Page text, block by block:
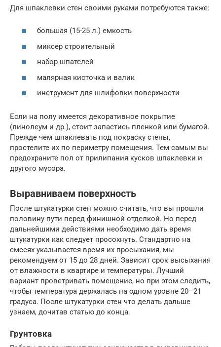
Для шпаклевки стен своими руками потребуются также:
большая (15-25 л.) емкость
миксер строительный
набор шпателей
малярная кисточка и валик
инструмент для шлифовки поверхности
Если на полу имеется декоративное покрытие
(линолеум и др.), стоит запастись пленкой или бумагой.
Прежде чем шпаклевать под покраску стены,
простелите их по периметру помещения. Тем самым вы
предохраните пол от прилипания кусков шпаклевки и
другого мусора.
Выравниваем поверхность
После штукатурки стен можно считать, что вы прошли
половину пути перед финишной отделкой. Но перед
дальнейшими действиями необходимо дать время
штукатурки как следует просохнуть. Стандартно на
смесях указывается время их просыхания, мы
рекомендуем от 15 до 28 дней. Зависит срок высыхания
от влажности в квартире и температуры. Лучший
вариант проветривать помещение, но при этом следить,
чтобы температура держалась на одном уровне 20–21
градуса. После штукатурки стен что делать дальше
узнаем, дочитав статью до конца.
Грунтовка